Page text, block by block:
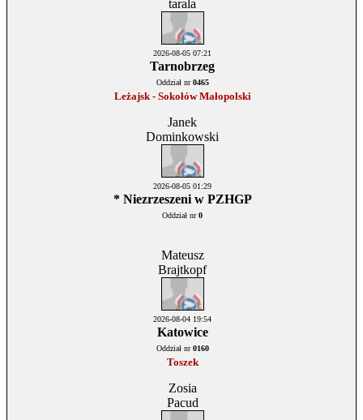
tarala
2026-08-05 07:21
Tarnobrzeg
Oddział nr0465
Leżajsk - Sokołów Małopolski
Janek
Dominkowski
2026-08-05 01:29
* Niezrzeszeni w PZHGP
Oddział nr0
Mateusz
Brajtkopf
2026-08-04 19:54
Katowice
Oddział nr0160
Toszek
Zosia
Pacud